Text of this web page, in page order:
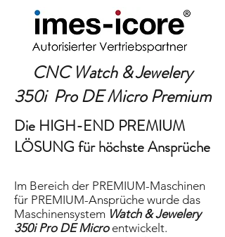
CNC Watch & Jewelery
350i Pro DE Micro Premium
Die HIGH-END PREMIUM
LÖSUNG für höchste Ansprüche
Im Bereich der PREMIUM-Maschinen
für PREMIUM-Ansprüche wurde das
Maschinensystem Watch &Jewelery
350i Pro DE Micro entwickelt.